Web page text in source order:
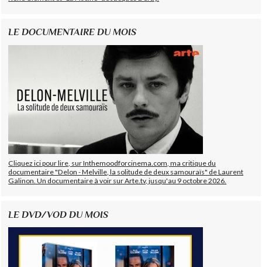
LE DOCUMENTAIRE DU MOIS
Cliquez ici pour lire, sur Inthemoodforcinema.com, ma critique du
documentaire "Delon - Melville, la solitude de deux samouraïs" de Laurent
Galinon. Un documentaire à voir sur Arte.tv, jusqu'au 9 octobre 2026.
LE DVD/VOD DU MOIS